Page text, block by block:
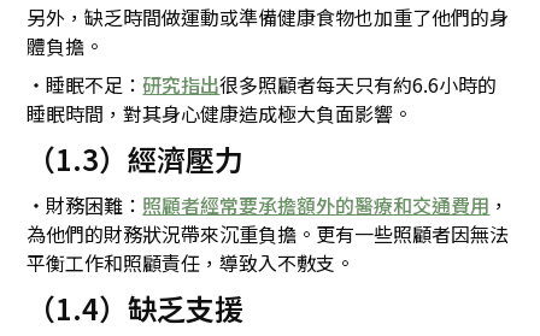
另外，缺乏時間做運動或準備健康食物也加重了他們的身
體負擔。
・睡眠不足：研究指出很多照顧者每天只有約6.6小時的
睡眠時間，對其身心健康造成極大負面影響。
（1.3）經濟壓力
・財務困難： 照顧者經常要承擔額外的醫療和交通費用 ，
為他們的財務狀況帶來沉重負擔。更有一些照顧者因無法
平衡工作和照顧責任，導致入不敷支。
（1.4）缺乏支援